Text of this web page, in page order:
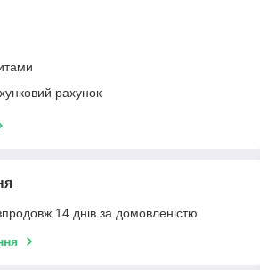
рахунок
14 днів за домовленістю